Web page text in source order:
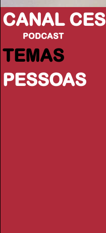
CANAL CES
PODCAST
TEMAS
PESSOAS